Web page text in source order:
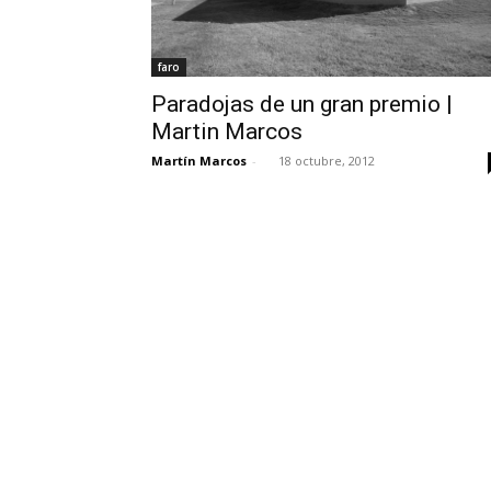
faro
Paradojas de un gran premio |
Martin Marcos
Martín Marcos - 18 octubre, 2012